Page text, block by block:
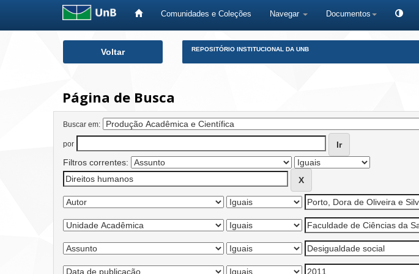
Comunidades e Coleções Navegar Documentos
Voltar REPOSITÓRIO INSTITUCIONAL DA UNB
Página de Busca
Buscar em:
por
Filtros correntes: